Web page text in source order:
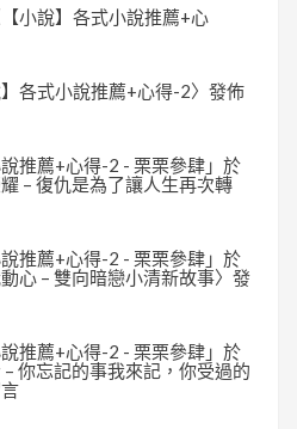
【小說】各式小說推薦+心
】各式小說推薦+心得-2〉發佈
說推薦+心得-2 - 栗栗參肆」於
耀 – 復仇是為了讓人生再次轉
說推薦+心得-2 - 栗栗參肆」於
動心 – 雙向暗戀小清新故事〉發
說推薦+心得-2 - 栗栗參肆」於
– 你忘記的事我來記，你受過的